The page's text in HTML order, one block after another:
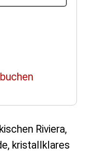
Riviera,
kristallklares